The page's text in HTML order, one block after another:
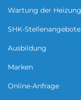
Wartung der Heizung
SHK-Stellenangebote
Ausbildung
Marken
Online-Anfrage